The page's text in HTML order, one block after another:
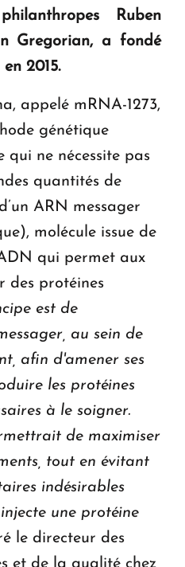
Ruben
Gregorian, a fondé
2015.
appelé mRNA-1273,
génétique
qui ne nécessite pas
quantités de
ARN messager
molécule issue de
qui permet aux
des protéines
est de
au sein de
afin d'amener ses
les protéines
à le soigner.
de maximiser
tout en évitant
indésirables
une protéine
le directeur des